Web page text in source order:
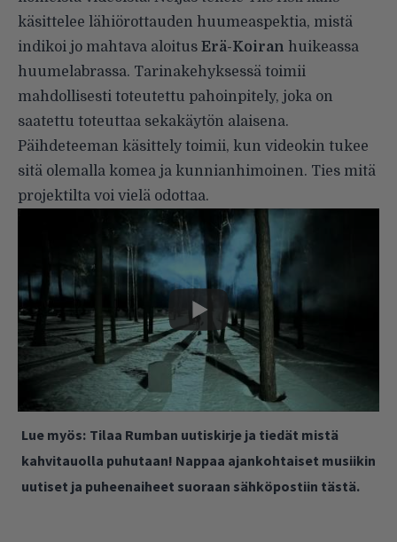
käsittelee lähiörottauden huumeaspektia, mistä
indikoi jo mahtava aloitus Erä-Koiran huikeassa
huumelabrassa. Tarinakehyksessä toimii
mahdollisesti toteutettu pahoinpitely, joka on
saatettu toteuttaa sekakäytön alaisena.
Päihdeteeman käsittely toimii, kun videokin tukee
sitä olemalla komea ja kunnianhimoinen. Ties mitä
projektilta voi vielä odottaa.
Lue myös: Tilaa Rumban uutiskirje ja tiedät mistä
kahvitauolla puhutaan! Nappaa ajankohtaiset musiikin
uutiset ja puheenaiheet suoraan sähköpostiin tästä.